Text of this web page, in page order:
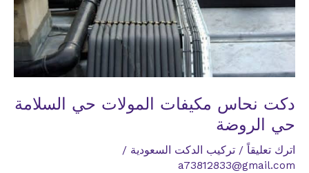
دكت نحاس مكيفات المولات حي السلامة
حي الروضة
اترك تعليقاً / تركيب الدكت السعودية /
a73812833@gmail.com